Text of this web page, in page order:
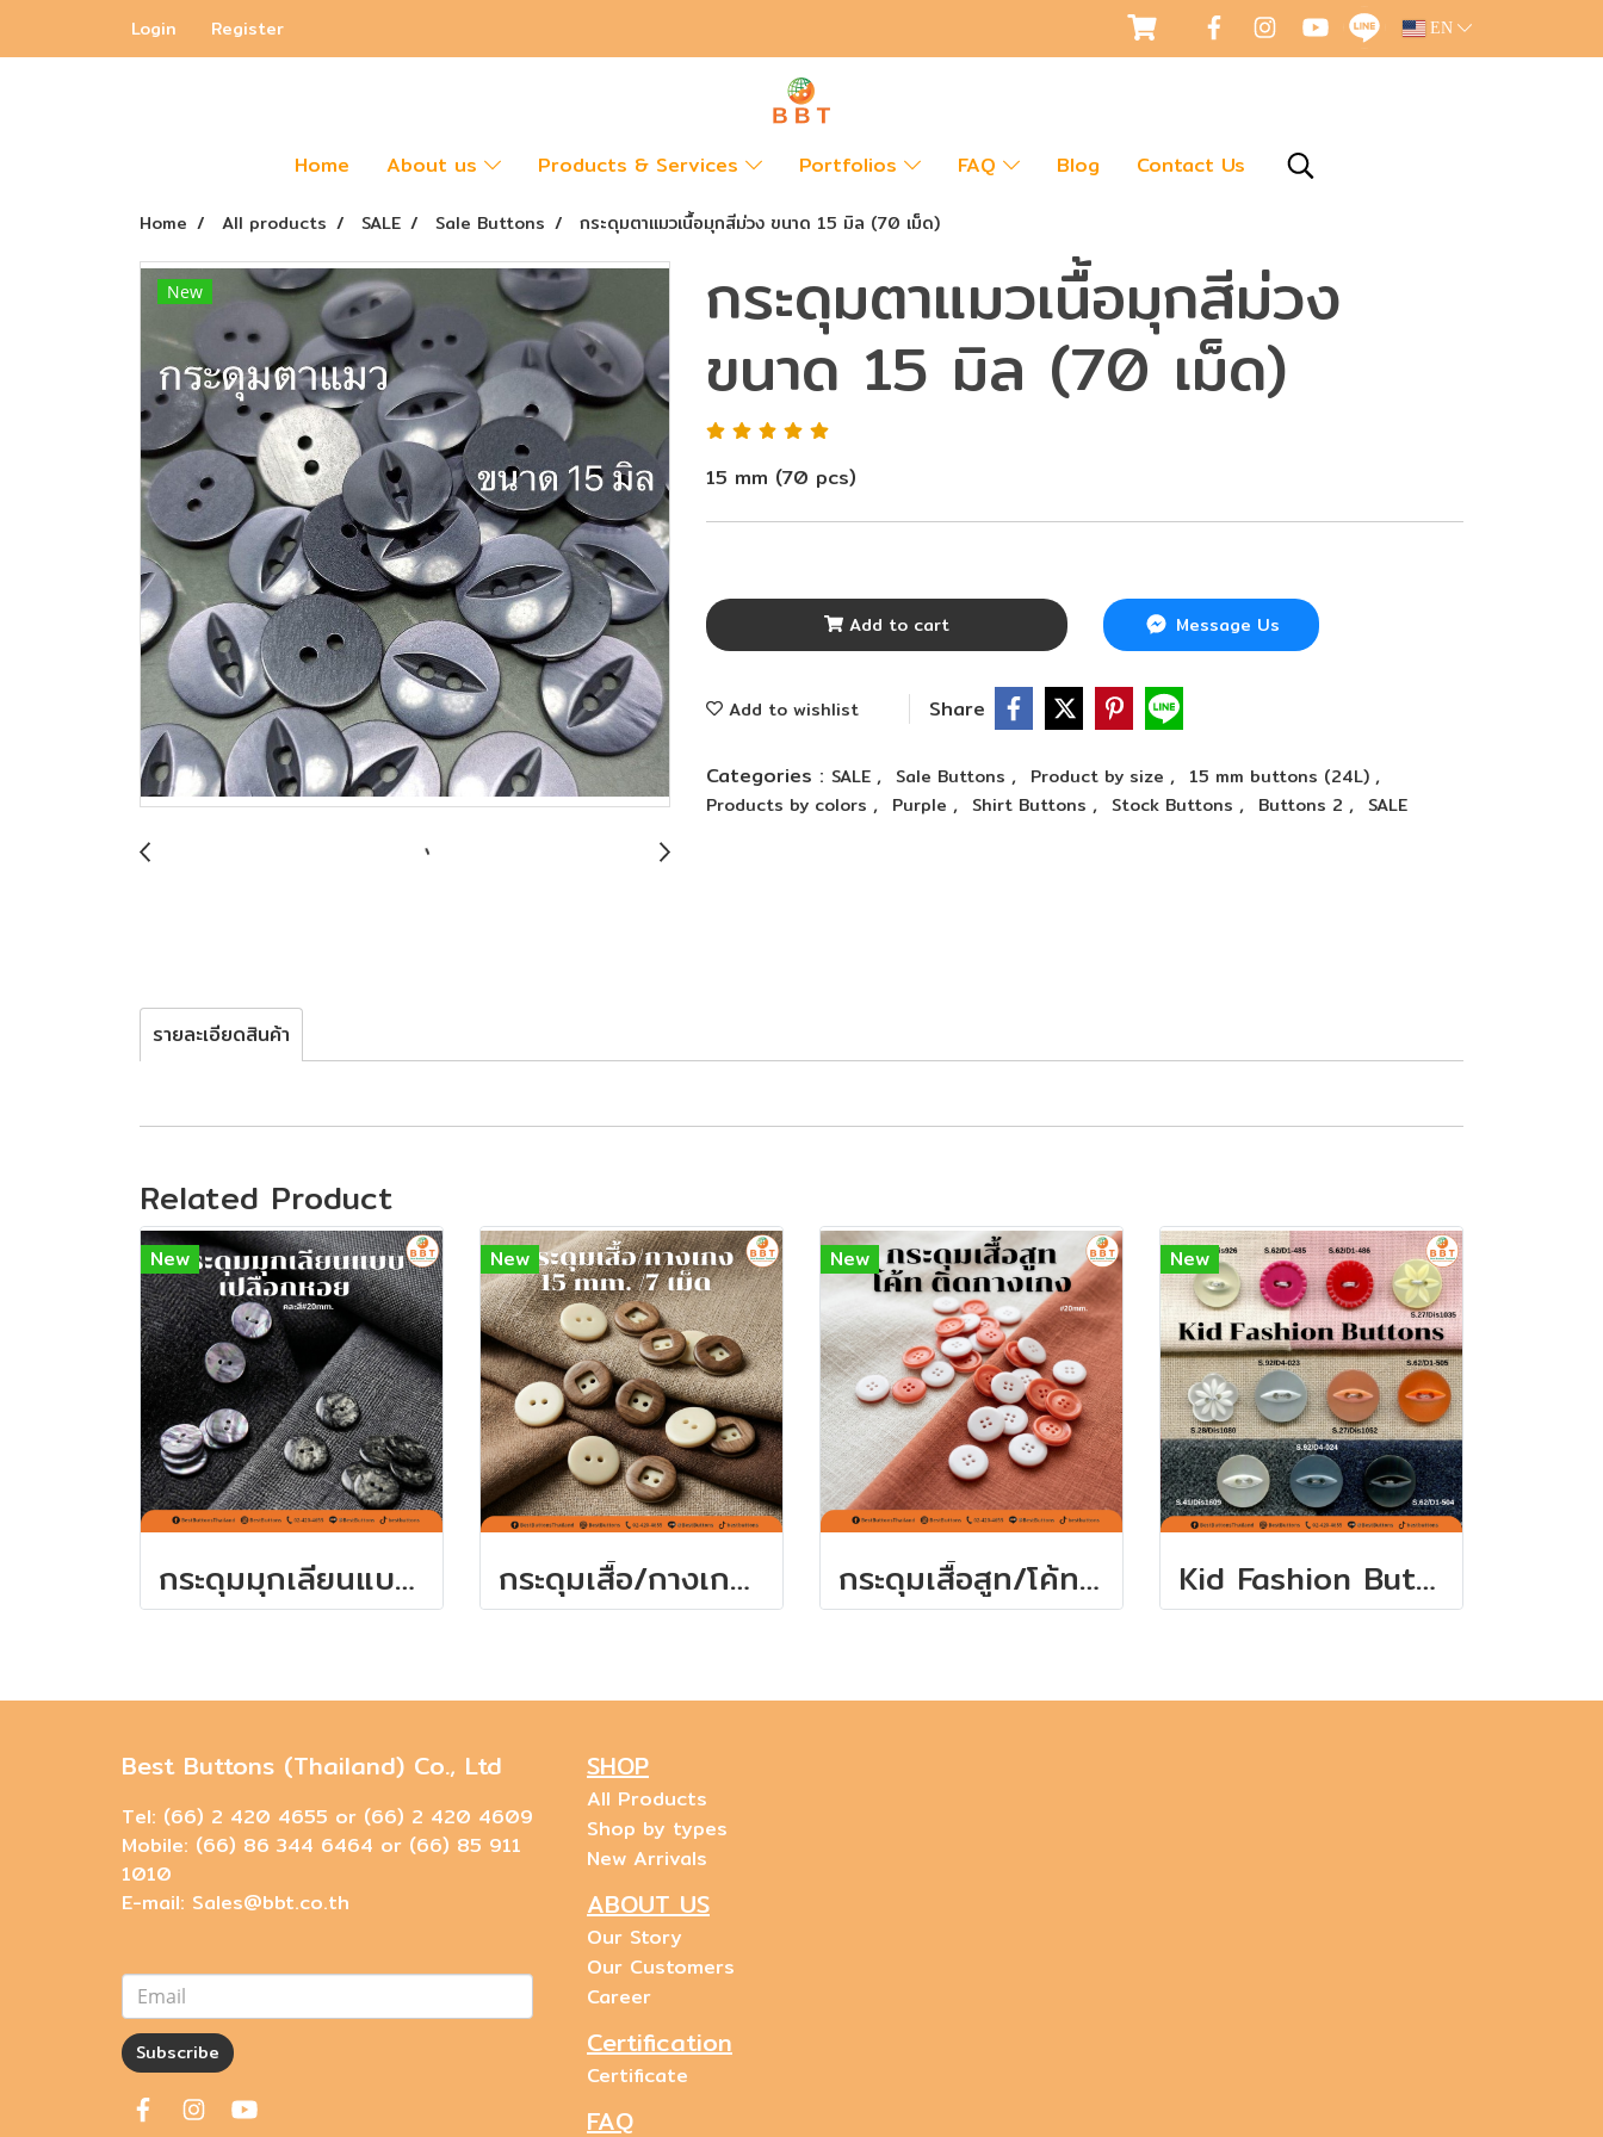
Login Register EN
Home About us Products & Services Portfolios FAQ Blog Contact Us
Home All products SALE Sale Buttons กระดุมตาแมวเนื้อมุกสีม่วง ขนาด 15 มิล (70 เม็ด)
New กระดุมตาแมวเนื้อมุกสีม่วง
ขนาด 15 มิล (70 เม็ด)
15 mm (70 pcs)
Add to cart Message Us
Add to wishlist Share
Categories : SALE , Sale Buttons , Product by size , 15 mm buttons (24L) ,
Products by colors , Purple , Shirt Buttons , Stock Buttons , Buttons 2 , SALE
รายละเอียดสินค้า
Related Product
New
กระดุมมุกเลียนแบบเปลือกหอย 20มิลคละสี (60 เม็ด)
New
กระดุมเสื้อ/กางเกง 15 มิล (7เม็ด)
New
กระดุมเสื้อสูท/โค้ท ติดกางเกง 20มิล (100 เม็ด)
New
Kid Fashion Buttons
Best Buttons (Thailand) Co., Ltd
Tel: (66) 2 420 4655 or (66) 2 420 4609
Mobile: (66) 86 344 6464 or (66) 85 911
1010
E-mail: Sales@bbt.co.th
Subscribe
SHOP
All Products
Shop by types
New Arrivals
ABOUT US
Our Story
Our Customers
Career
Certification
Certificate
FAQ